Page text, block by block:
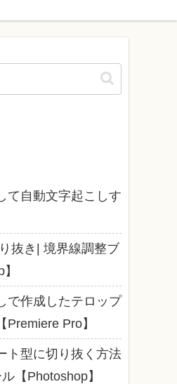
て自動文字起こしす
抜き| 境界線調整ブ
で作成したテロップ
Pro】
ト型に切り抜く方法
【Photoshop】